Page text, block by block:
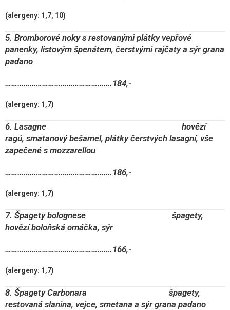
(alergeny: 1,7, 10)
5. Bromborové noky s restovanými plátky vepřové
panenky, listovým špenátem, čerstvými rajčaty a sýr grana
padano
…………………………………………….184,-
(alergeny: 1,7)
6. Lasagne hovězí
ragú, smatanový bešamel, plátky čerstvých lasagní, vše
zapečené s mozzarellou
…………………………………………….186,-
(alergeny: 1,7)
7. Špagety bolognese špagety,
hovězí boloňská omáčka, sýr
…………………………………………….166,-
(alergeny: 1,7)
8. Špagety Carbonara špagety,
restovaná slanina, vejce, smetana a sýr grana padano